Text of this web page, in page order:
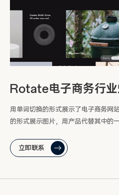
Rotate电子商务行
用单词切换的形式展示了电子商务网
的形式展示图片，用产品代替其中的
立即联系